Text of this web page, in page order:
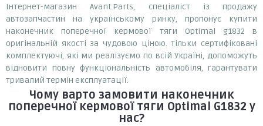
Інтернет-магазин Avant.Parts, спеціаліст із продажу
автозапчастин на українському ринку, пропонує купити
наконечник поперечної кермової тяги Optimal g1832 в
оригінальній якості за чудовою ціною. Тільки сертифіковані
комплектуючі, які ми реалізуємо по всій Україні, допоможуть
відновити повну функціональність автомобіля, гарантувати
тривалий термін експлуатації.
Чому варто замовити наконечник
поперечної кермової тяги Optimal G1832 у
нас?